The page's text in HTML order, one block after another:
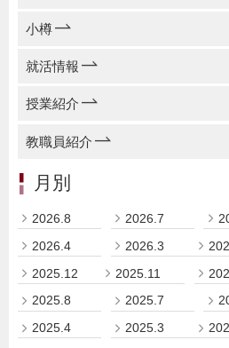
小樽
就活情報
授業紹介
教職員紹介
月別
2026.8 2026.7
2026.4
2026.3
2025.12
2025.11
2025.8
2025.7
2025.4
2025.3